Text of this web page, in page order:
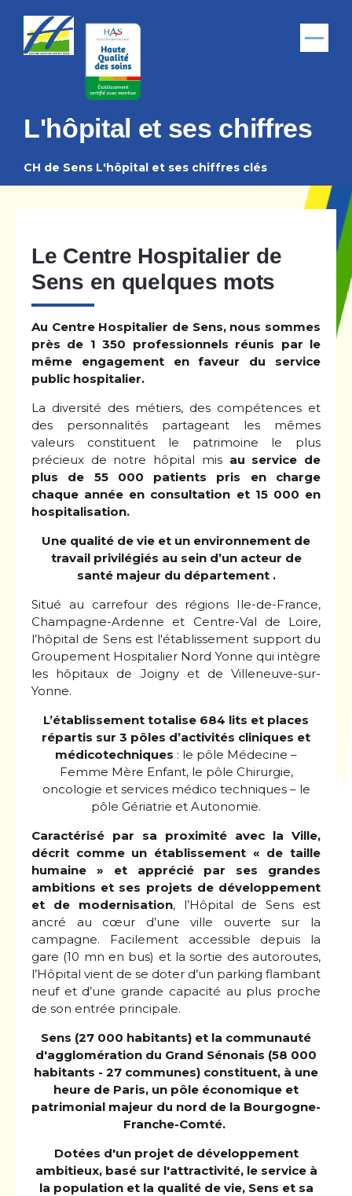
Menu
L'hôpital et ses chiffres
Fil
CH de Sens L'hôpital et ses chiffres clés
Le Centre Hospitalier de
Sens en quelques mots
Au Centre Hospitalier de Sens, nous sommes
près de 1 350 professionnels réunis par le
même engagement en faveur du service
public hospitalier.
La diversité des métiers, des compétences et
des personnalités partageant les mêmes
valeurs constituent le patrimoine le plus
précieux de notre hôpital mis au service de
plus de 55 000 patients pris en charge
chaque année en consultation et 15 000 en
hospitalisation.
Une qualité de vie et un environnement de
travail privilégiés au sein d’un acteur de
santé majeur du département .
Situé au carrefour des régions Ile-de-France,
Champagne-Ardenne et Centre-Val de Loire,
l’hôpital de Sens est l'établissement support du
Groupement Hospitalier Nord Yonne qui intègre
les hôpitaux de Joigny et de Villeneuve-sur-
Yonne.
L’établissement totalise 684 lits et places
répartis sur 3 pôles d’activités cliniques et
médicotechniques : le pôle Médecine –
Femme Mère Enfant, le pôle Chirurgie,
oncologie et services médico techniques – le
pôle Gériatrie et Autonomie.
Caractérisé par sa proximité avec la Ville,
décrit comme un établissement « de taille
humaine » et apprécié par ses grandes
ambitions et ses projets de développement
et de modernisation, l’Hôpital de Sens est
ancré au cœur d’une ville ouverte sur la
campagne. Facilement accessible depuis la
gare (10 mn en bus) et la sortie des autoroutes,
l’Hôpital vient de se doter d’un parking flambant
neuf et d’une grande capacité au plus proche
de son entrée principale.
Sens (27 000 habitants) et la communauté
d'agglomération du Grand Sénonais (58 000
habitants - 27 communes) constituent, à une
heure de Paris, un pôle économique et
patrimonial majeur du nord de la Bourgogne-
Franche-Comté.
Dotées d'un projet de développement
ambitieux, basé sur l'attractivité, le service à
la population et la qualité de vie, Sens et sa